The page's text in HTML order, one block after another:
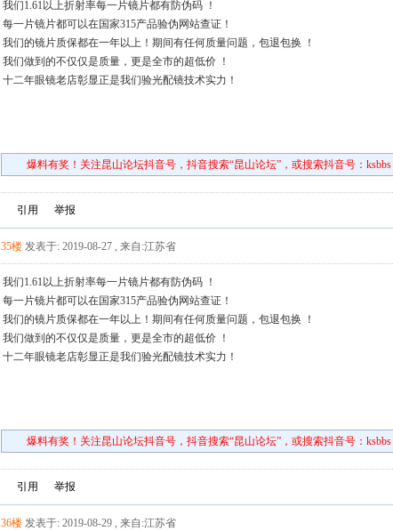
我们1.61以上折射率每一片镜片都有防伪码 ！
每一片镜片都可以在国家315产品验伪网站查证！
我们的镜片质保都在一年以上！期间有任何质量问题，包退包换 ！
我们做到的不仅仅是质量，更是全市的超低价 ！
十二年眼镜老店彰显正是我们验光配镜技术实力！
爆料有奖！关注昆山论坛抖音号，抖音搜索“昆山论坛”，或搜索抖音号：ksbbs
引用 举报
35楼 发表于: 2019-08-27 , 来自:江苏省
我们1.61以上折射率每一片镜片都有防伪码 ！
每一片镜片都可以在国家315产品验伪网站查证！
我们的镜片质保都在一年以上！期间有任何质量问题，包退包换 ！
我们做到的不仅仅是质量，更是全市的超低价 ！
十二年眼镜老店彰显正是我们验光配镜技术实力！
爆料有奖！关注昆山论坛抖音号，抖音搜索“昆山论坛”，或搜索抖音号：ksbbs
引用 举报
36楼 发表于: 2019-08-29 , 来自:江苏省